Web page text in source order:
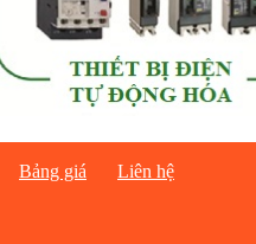
Bảng giá Liên hệ